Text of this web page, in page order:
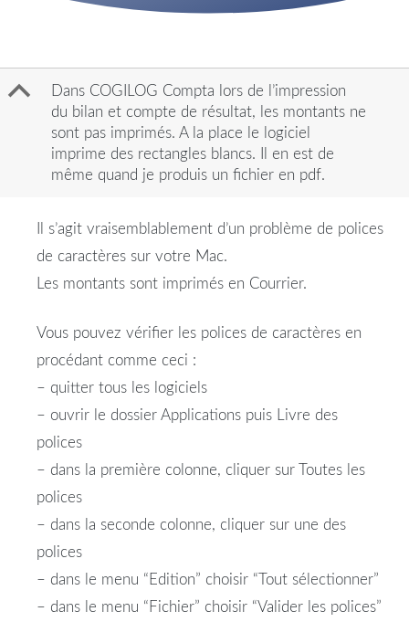
B
Dans COGILOG Compta lors de l’impression
du bilan et compte de résultat, les montants ne
sont pas imprimés. A la place le logiciel
imprime des rectangles blancs. Il en est de
même quand je produis un fichier en pdf.
Il s’agit vraisemblablement d’un problème de polices
de caractères sur votre Mac.
Les montants sont imprimés en Courrier.
Vous pouvez vérifier les polices de caractères en
procédant comme ceci :
– quitter tous les logiciels
– ouvrir le dossier Applications puis Livre des
polices
– dans la première colonne, cliquer sur Toutes les
polices
– dans la seconde colonne, cliquer sur une des
polices
– dans le menu “Edition” choisir “Tout sélectionner”
– dans le menu “Fichier” choisir “Valider les polices”